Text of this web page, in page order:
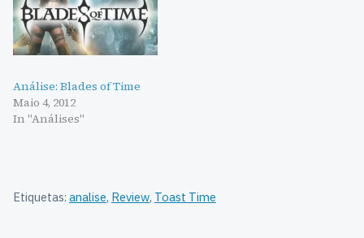
Análise: Blades of Time
Maio 4, 2012
In "Análises"
Etiquetas: analise, Review, Toast Time